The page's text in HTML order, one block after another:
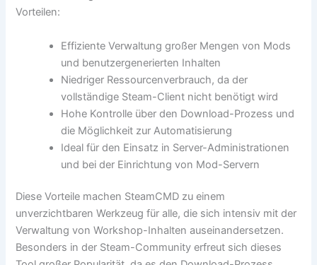
Vorteilen:
Effiziente Verwaltung großer Mengen von Mods
und benutzergenerierten Inhalten
Niedriger Ressourcenverbrauch, da der
vollständige Steam-Client nicht benötigt wird
Hohe Kontrolle über den Download-Prozess und
die Möglichkeit zur Automatisierung
Ideal für den Einsatz in Server-Administrationen
und bei der Einrichtung von Mod-Servern
Diese Vorteile machen SteamCMD zu einem
unverzichtbaren Werkzeug für alle, die sich intensiv mit der
Verwaltung von Workshop-Inhalten auseinandersetzen.
Besonders in der Steam-Community erfreut sich dieses